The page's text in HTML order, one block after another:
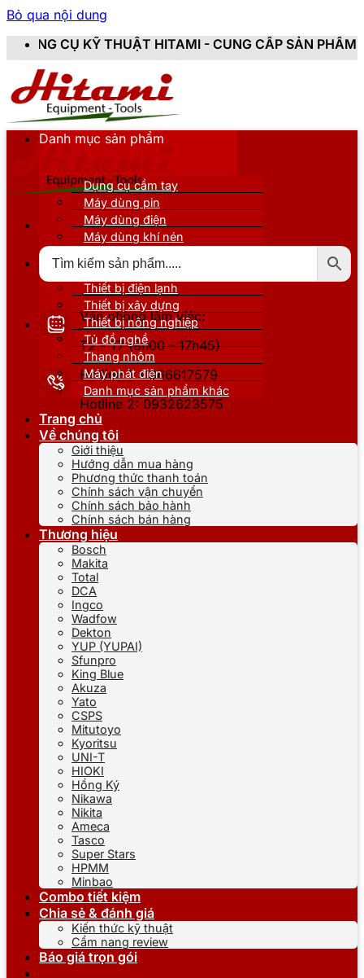
Bỏ qua nội dung
HITAMI - CUNG CẤP SẢN PHẨM CHÍNH HÃNG,
Văn phòng làm việc:
T2 - T7 (8h00 - 17h45)
Hotline 1: 0866617579
Hotline 2: 0932623575
Danh mục sản phẩm
Dụng cụ cầm tay
Máy dùng pin
Máy dùng điện
Máy dùng khí nén
Thiết bị nâng đỡ
Thiết bị điện lạnh
Thiết bị xây dựng
Thiết bị nông nghiệp
Tủ đồ nghề
Thang nhôm
Máy phát điện
Danh mục sản phẩm khác
Trang chủ
Về chúng tôi
Giới thiệu
Hướng dẫn mua hàng
Phương thức thanh toán
Chính sách vận chuyển
Chính sách bảo hành
Chính sách bán hàng
Thương hiệu
Bosch
Makita
Total
DCA
Ingco
Wadfow
Dekton
YUP (YUPAI)
Sfunpro
King Blue
Akuza
Yato
CSPS
Mitutoyo
Kyoritsu
UNI-T
HIOKI
Hồng Ký
Nikawa
Nikita
Ameca
Tasco
Super Stars
HPMM
Minbao
Combo tiết kiệm
Chia sẻ & đánh giá
Kiến thức kỹ thuật
Cẩm nang review
Báo giá trọn gói